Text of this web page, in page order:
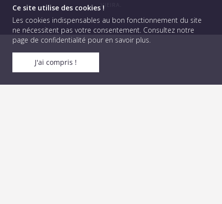
Ce site utilise des cookies !
Les cookies indispensables au bon fonctionnement du site
ne nécessitent pas votre consentement. Consultez notre
page de confidentialité pour en savoir plus.
J'ai compris !
VIEIRA